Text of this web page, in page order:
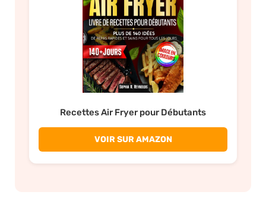
Recettes Air Fryer pour Débutants
VOIR SUR AMAZON